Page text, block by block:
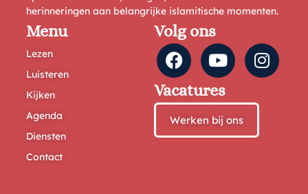
herinneringen aan belangrijke islamitische momenten.
Menu
Lezen
Luisteren
Kijken
Agenda
Diensten
Contact
Volg ons
Vacatures
Werken bij ons